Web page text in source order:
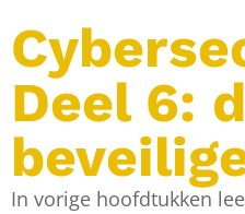
Deel 6:
In vorige hoofdtukken